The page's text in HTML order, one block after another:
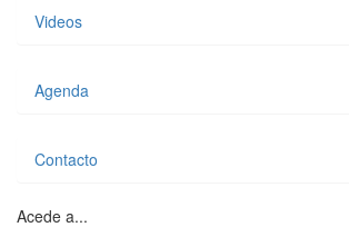
Videos
Agenda
Contacto
Acede a...